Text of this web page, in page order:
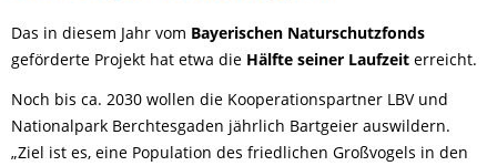
Das in diesem Jahr vom Bayerischen Naturschutzfonds
geförderte Projekt hat etwa die Hälfte seiner Laufzeit erreicht.
Noch bis ca. 2030 wollen die Kooperationspartner LBV und
Nationalpark Berchtesgaden jährlich Bartgeier auswildern.
„Ziel ist es, eine Population des friedlichen Großvogels in den